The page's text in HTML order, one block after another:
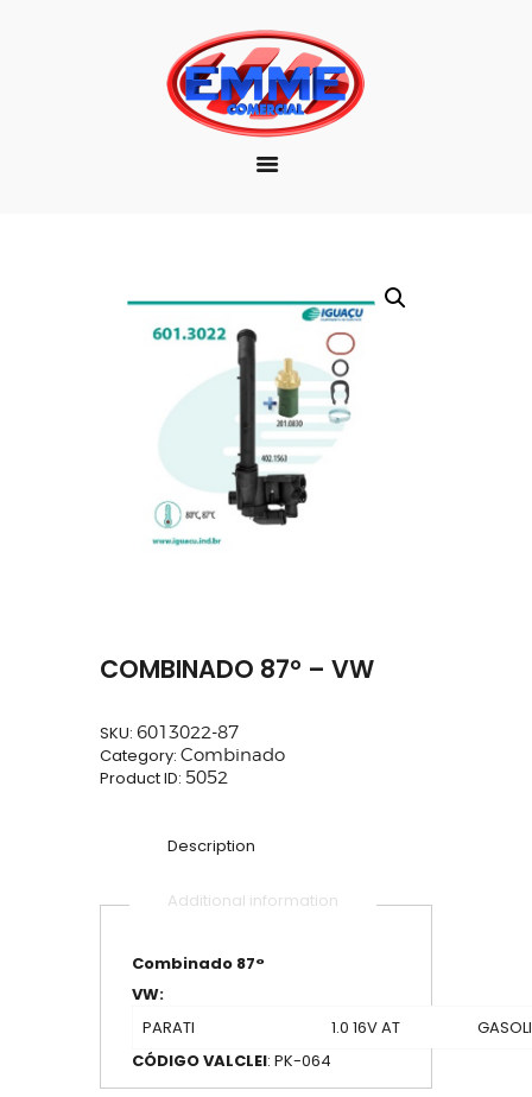
EMPRESA
MARCAS
PRODUTOS
COMBINADO 87° – VW
SKU: 6013022-87
Category: Combinado
Product ID: 5052
Description
Additional information
Combinado 87°
VW:
PARATI
1.0 16V AT
CÓDIGO VALCLEI: PK-064